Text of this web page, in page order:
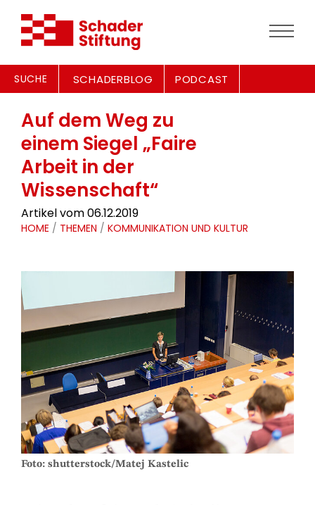
SUCHE SCHADERBLOG PODCAST
Auf dem Weg zu
einem Siegel „Faire
Arbeit in der
Wissenschaft“
Artikel vom 06.12.2019
HOME / THEMEN / KOMMUNIKATION UND KULTUR
Foto: shutterstock/Matej Kastelic